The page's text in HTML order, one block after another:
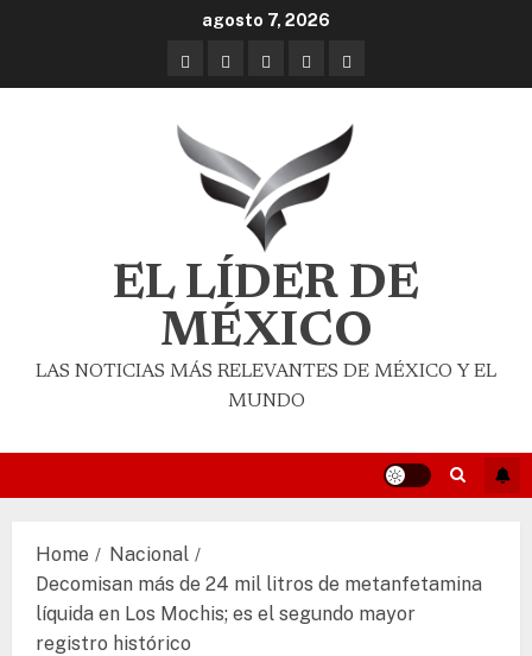
agosto 7, 2026
EL LÍDER DE
MÉXICO
LAS NOTICIAS MÁS RELEVANTES DE MÉXICO Y EL
MUNDO
Home
Nacional
Decomisan más de 24 mil litros de metanfetamina
líquida en Los Mochis; es el segundo mayor
registro histórico